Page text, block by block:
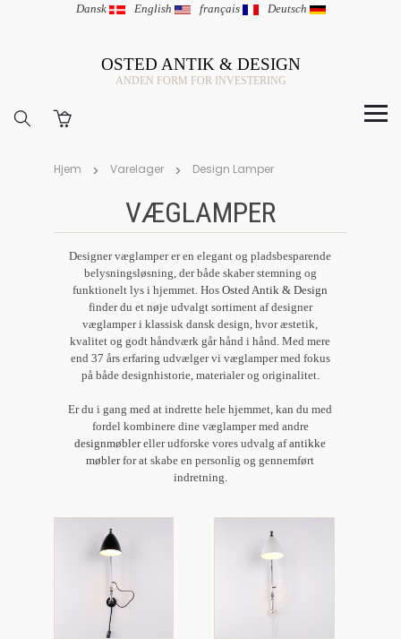
Dansk | English | français | Deutsch
OSTED ANTIK & DESIGN
ANDEN FORM FOR INVESTERING
Hjem Varelager Design Lamper
VÆGLAMPER
Designer væglamper er en elegant og pladsbesparende
belysningsløsning, der både skaber stemning og
funktionelt lys i hjemmet. HosOsted Antik & Design
finder du et nøje udvalgt sortiment af designer
væglamper i klassisk dansk design, hvor æstetik,
kvalitet og godt håndværk går hånd i hånd. Med mere
end 37 års erfaring udvælger vi væglamper med fokus
på både designhistorie, materialer og originalitet.
Er du i gang med at indrette hele hjemmet, kan du med
fordel kombinere dine væglamper med andre
designmøblereller udforske vores udvalg afantikke
møblerfor at skabe en personlig og gennemført
indretning.